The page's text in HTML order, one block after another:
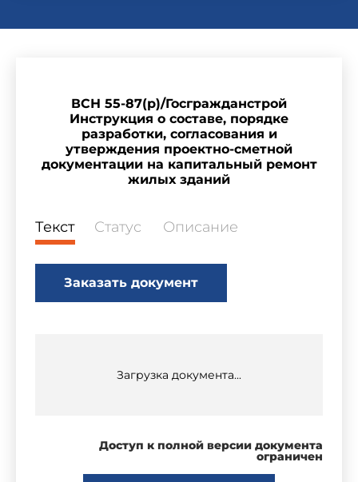
ВСН 55-87(р)/Госгражданстрой
Инструкция о составе, порядке
разработки, согласования и
утверждения проектно-сметной
документации на капитальный ремонт
жилых зданий
Текст Статус Описание
Заказать документ
Загрузка документа...
Доступ к полной версии документа
ограничен